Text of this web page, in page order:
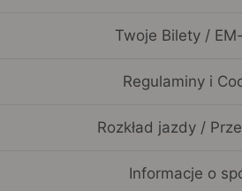
Twoje Bilety /
Regulaminy i
Rozkład jazdy /
Informacje o